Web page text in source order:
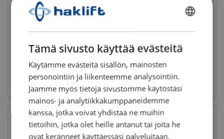
nostorengas MFH
Työkuorma: 7.5 - 28 t
Katso tuote
kuulalaakerileikarilla ja
Katso tuote
Tämä sivusto käyttää evästeitä
Käytämme evästeitä sisällön, mainosten
personointiin ja liikenteemme analysointiin.
Jaamme myös tietoja sivustomme käytöstäsi
mainos- ja analytiikkakumppaneidemme
kanssa, jotka voivat yhdistää ne muihin
tietoihin, jotka olet heille antanut tai joita he
ovat keränneet käyttäessäsi palveluitaan.